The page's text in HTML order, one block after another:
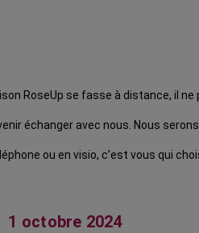
RoseUp se fasse à distance, il
échanger avec nous. Nous
ou en visio, c’est vous qui
1 octobre 2024